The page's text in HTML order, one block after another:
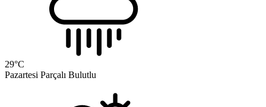
29°C
Pazartesi Parçalı Bulutlu